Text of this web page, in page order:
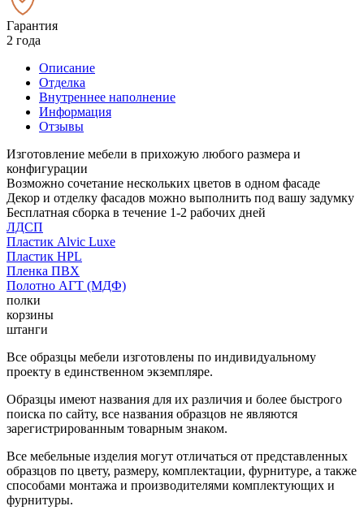
Гарантия
2 года
Описание
Отделка
Внутреннее наполнение
Информация
Отзывы
Изготовление мебели в прихожую любого размера и
конфигурации
Возможно сочетание нескольких цветов в одном фасаде
Декор и отделку фасадов можно выполнить под вашу задумку
Бесплатная сборка в течение 1-2 рабочих дней
ЛДСП
Пластик Alvic Luxe
Пластик HPL
Пленка ПВХ
Полотно АГТ (МДФ)
полки
корзины
штанги
Все образцы мебели изготовлены по индивидуальному
проекту в единственном экземпляре.
Образцы имеют названия для их различия и более быстрого
поиска по сайту, все названия образцов не являются
зарегистрированным товарным знаком.
Все мебельные изделия могут отличаться от представленных
образцов по цвету, размеру, комплектации, фурнитуре, а также
способами монтажа и производителями комплектующих и
фурнитуры.